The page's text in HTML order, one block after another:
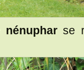
nénupharse